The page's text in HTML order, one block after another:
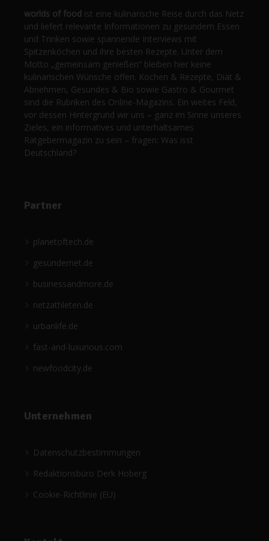
worlds of food ist eine kulinarische Reise durch das Netz
und liefert relevante Informationen zu gesundem Essen
und Trinken sowie spannende Interviews mit
Spitzenköchen und ihre besten Rezepte. Unter dem
Motto „gemeinsam genießen“ bleiben hier keine
kulinarischen Wünsche offen. Kochen & Rezepte, Diät &
Abnehmen, Gesundes & Bio sowie Gastro & Gourmet
sind die Rubriken des Online-Magazins. Ein weites Feld,
vor dessen Hintergrund wir uns – ganz im Sinne unseres
Zieles, ein informatives und unterhaltsames
Ratgebermagazin zu sein – fragen: Was isst
Deutschland?
Partner
planetoftech.de
gesündernet.de
businessandmore.de
netzathleten.de
urbanlife.de
fast-and-luxurious.com
newfoodcity.de
Unternehmen
Datenschutzbestimmungen
Redaktionsbüro Derk Hoberg
Cookie-Richtlinie (EU)